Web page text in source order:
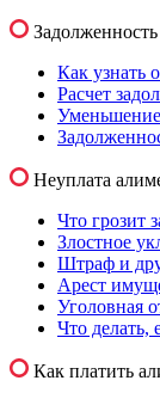
Как узнать
Расчет
Неуплата
Что грозит
Злостное
Штраф и
Арест
Уголовная
Что делать,
Как платить